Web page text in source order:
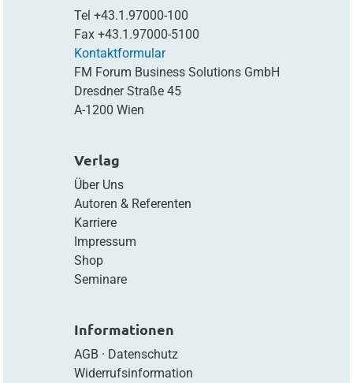
Tel +43.1.97000-100
Fax +43.1.97000-5100
Kontaktformular
FM Forum Business Solutions GmbH
Dresdner Straße 45
A-1200 Wien
Verlag
Über Uns
Autoren & Referenten
Karriere
Impressum
Shop
Seminare
Informationen
AGB · Datenschutz
Widerrufsinformation